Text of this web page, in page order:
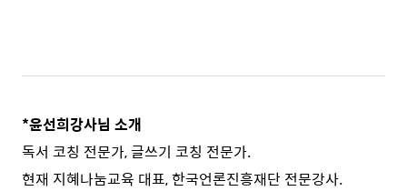
*윤선희강사님 소개
독서 코칭 전문가, 글쓰기 코칭 전문가.
현재 지혜나눔교육 대표, 한국언론진흥재단 전문강사.